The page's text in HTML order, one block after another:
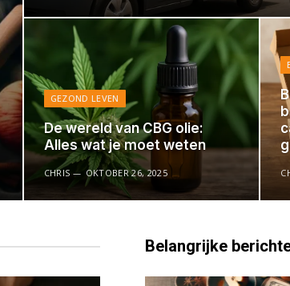
GEZOND LEVEN
De wereld van CBG olie:
Alles wat je moet weten
CHRIS OKTOBER 26, 2025
Belangrijke